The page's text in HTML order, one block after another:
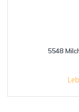
5548